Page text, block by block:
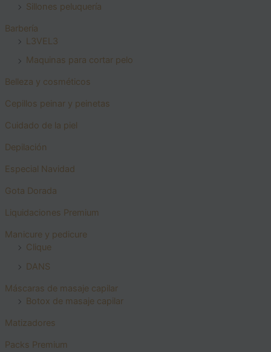
Sillones peluquería
Barbería
L3VEL3
Maquinas para cortar pelo
Belleza y cosméticos
Cepillos peinar y peinetas
Cuidado de la piel
Depilación
Especial Navidad
Gota Dorada
Liquidaciones Premium
Manicure y pedicure
Clique
DANS
Máscaras de masaje capilar
Botox de masaje capilar
Matizadores
Packs Premium